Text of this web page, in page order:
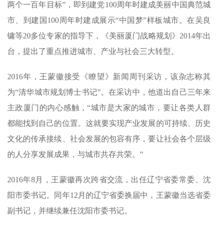
两个一百年目标”，即到建党100周年时建成美丽中国典范城
市、到建国100周年时建成展示“中国梦”样板城市。在吴良
镛等20多位专家的指导下，《美丽厦门战略规划》2014年出
台，提出了重点推进城市、产业与社会三大转型。
2016年，王蒙徽接受《瞭望》新闻周刊采访，该杂志称其
为“清华城市规划博士书记”。在采访中，他道出自己三年来
主政厦门的内心感触，“城市是大家的城市，要让各类人群
都能找到自己的位置。这就要实现产业发展的可持续、历史
文化的传承接续、社会发展的包容有序，要让社会各个层级
的人分享发展成果，与城市共存共荣。”
2016年8月，王蒙徽再次跨省交流，出任辽宁省委常委、沈
阳市委书记。同年12月的辽宁省委换届中，王蒙徽当选省委
副书记，并继续兼任沈阳市委书记。